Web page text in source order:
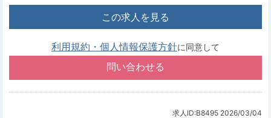
この求人を見る
利用規約・個人情報保護方針に同意して
求人ID:B8495 2026/03/04